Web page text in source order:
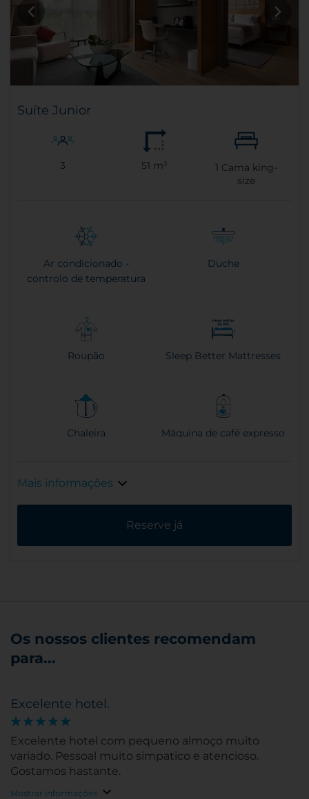
Suíte Junior
3 51 m² 1 Cama king-
size
Ar condicionado -
controlo de temperatura
Duche
Roupão Sleep Better Mattresses
Chaleira Máquina de café expresso
Mais informações
Reserve já
Os nossos clientes recomendam
para...
Excelente hotel.
Excelente hotel com pequeno almoço muito
variado. Pessoal muito simpatico e atencioso.
Gostamos hastante.
Mostrar informações